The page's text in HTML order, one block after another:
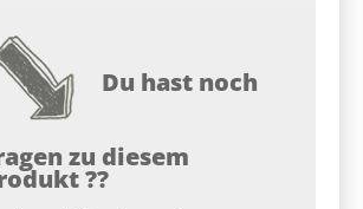
Du hast noch
zu diesem
??